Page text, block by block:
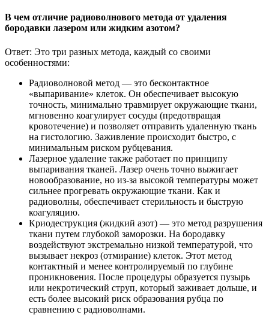
В чем отличие радиоволнового метода от удаления
бородавки лазером или жидким азотом?
Ответ: Это три разных метода, каждый со своими
особенностями:
Радиоволновой метод — это бесконтактное
«выпаривание» клеток. Он обеспечивает высокую
точность, минимально травмирует окружающие ткани,
мгновенно коагулирует сосуды (предотвращая
кровотечение) и позволяет отправить удаленную ткань
на гистологию. Заживление происходит быстро, с
минимальным риском рубцевания.
Лазерное удаление также работает по принципу
выпаривания тканей. Лазер очень точно выжигает
новообразование, но из-за высокой температуры может
сильнее прогревать окружающие ткани. Как и
радиоволны, обеспечивает стерильность и быструю
коагуляцию.
Криодеструкция (жидкий азот) — это метод разрушения
ткани путем глубокой заморозки. На бородавку
воздействуют экстремально низкой температурой, что
вызывает некроз (отмирание) клеток. Этот метод
контактный и менее контролируемый по глубине
проникновения. После процедуры образуется пузырь
или некротический струп, который заживает дольше, и
есть более высокий риск образования рубца по
сравнению с радиоволнами.